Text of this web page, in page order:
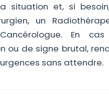
situation et, si
un
En
ou de signe brutal,
sans attendre.